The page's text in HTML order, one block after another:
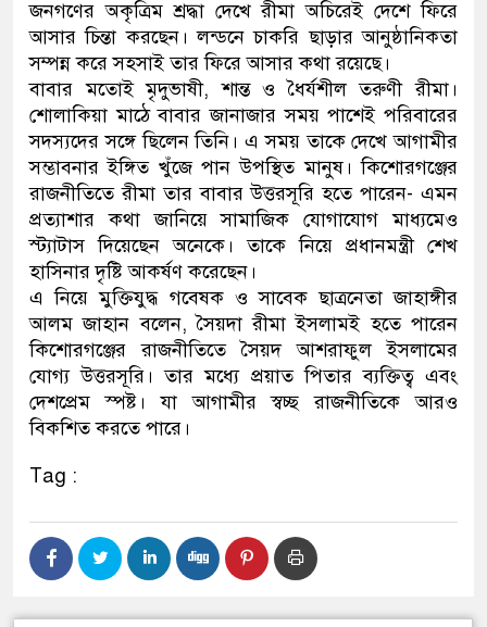
জনগণের অকৃত্রিম শ্রদ্ধা দেখে রীমা অচিরেই দেশে ফিরে
আসার চিন্তা করছেন। লন্ডনে চাকরি ছাড়ার আনুষ্ঠানিকতা
সম্পন্ন করে সহসাই তার ফিরে আসার কথা রয়েছে।
বাবার মতোই মৃদুভাষী, শান্ত ও ধৈর্যশীল তরুণী রীমা।
শোলাকিয়া মাঠে বাবার জানাজার সময় পাশেই পরিবারের
সদস্যদের সঙ্গে ছিলেন তিনি। এ সময় তাকে দেখে আগামীর
সম্ভাবনার ইঙ্গিত খুঁজে পান উপস্থিত মানুষ। কিশোরগঞ্জের
রাজনীতিতে রীমা তার বাবার উত্তরসূরি হতে পারেন- এমন
প্রত্যাশার কথা জানিয়ে সামাজিক যোগাযোগ মাধ্যমেও
স্ট্যাটাস দিয়েছেন অনেকে। তাকে নিয়ে প্রধানমন্ত্রী শেখ
হাসিনার দৃষ্টি আকর্ষণ করেছেন।
এ নিয়ে মুক্তিযুদ্ধ গবেষক ও সাবেক ছাত্রনেতা জাহাঙ্গীর
আলম জাহান বলেন, সৈয়দা রীমা ইসলামই হতে পারেন
কিশোরগঞ্জের রাজনীতিতে সৈয়দ আশরাফুল ইসলামের
যোগ্য উত্তরসূরি। তার মধ্যে প্রয়াত পিতার ব্যক্তিত্ব এবং
দেশপ্রেম স্পষ্ট। যা আগামীর স্বচ্ছ রাজনীতিকে আরও
বিকশিত করতে পারে।
Tag :